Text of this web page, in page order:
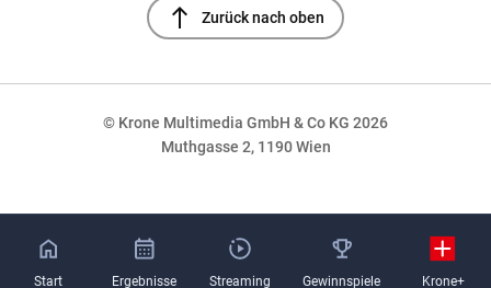
north Zurück nach oben
© Krone Multimedia GmbH & Co KG 2026
Muthgasse 2, 1190 Wien
Start Ergebnisse Streaming Gewinnspiele Krone+
NaN%